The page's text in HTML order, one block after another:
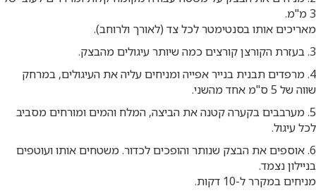
3 מ"מ.
מאריכים אותו בסנטימטר לכל צד (לאורך ולרוחב).
3. בעזרת הקורצן קורצים כמה שיותר עיגולים מהבצק.
4. מרפדים תבנית בנייר אפייה ומניחים עליה את העיגולים, במרחק
שווה של 5 ס"מ אחד מהשני.
5. מערבבים בקערה קטנה את הביצה, המלח והמים ומורחים מסביב
לכל עיגול.
6. אוספים את הבצק שנותר והופכים לכדור. משטחים אותו ועוטפים
בניילון נצמד.
מניחים במקרר ל-10 דקות.